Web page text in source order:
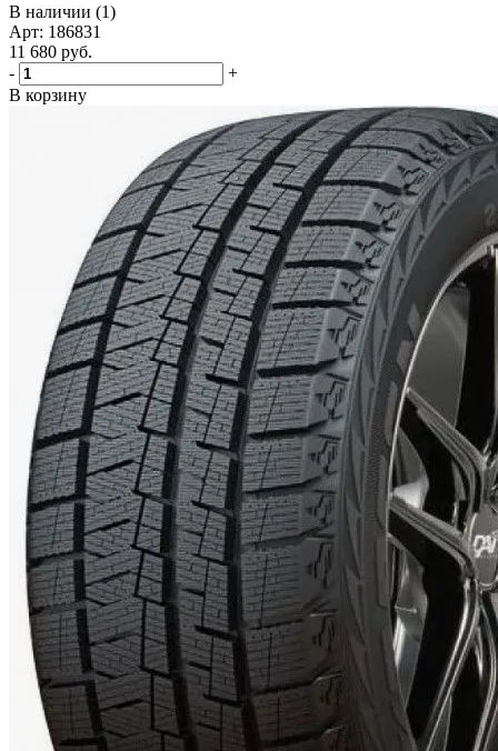
В наличии (1)
Арт: 186831
11 680 руб.
-
+
В корзину